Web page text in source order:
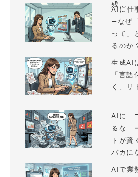
残...
AIに仕
—なぜ
って」
るのか
生成AI
「言語
く、リ
AIに「
るな
トが賢
バカに
AIで業